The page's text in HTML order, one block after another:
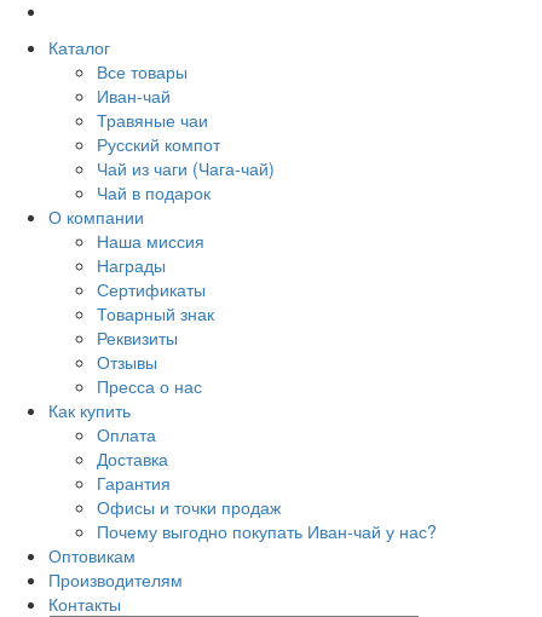
Каталог
Все товары
Иван-чай
Травяные чаи
Русский компот
Чай из чаги (Чага-чай)
Чай в подарок
О компании
Наша миссия
Награды
Сертификаты
Товарный знак
Реквизиты
Отзывы
Пресса о нас
Как купить
Оплата
Доставка
Гарантия
Офисы и точки продаж
Почему выгодно покупать Иван-чай у нас?
Оптовикам
Производителям
Контакты